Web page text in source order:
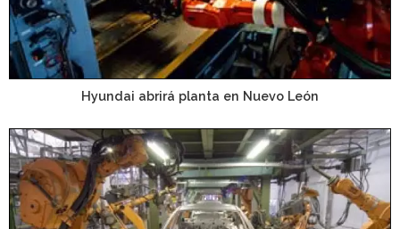
Hyundai abrirá planta en Nuevo León